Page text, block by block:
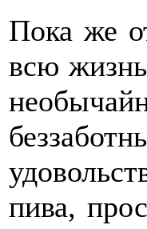
Пока же
всю
пива,